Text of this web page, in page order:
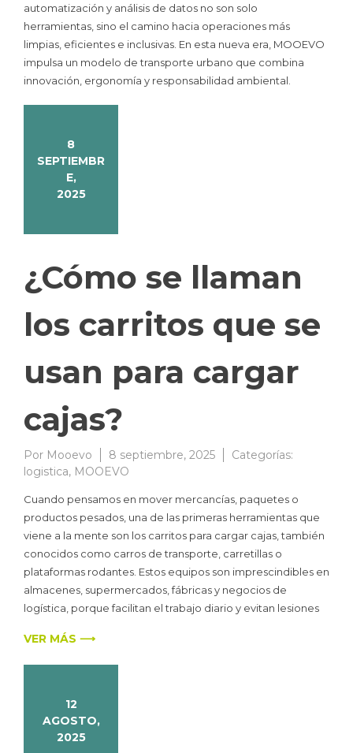
automatización y análisis de datos no son solo
herramientas, sino el camino hacia operaciones más
limpias, eficientes e inclusivas. En esta nueva era, MOOEVO
impulsa un modelo de transporte urbano que combina
innovación, ergonomía y responsabilidad ambiental.
8
SEPTIEMBR
E,
2025
¿Cómo se llaman
los carritos que se
usan para cargar
cajas?
Por Mooevo 8 septiembre, 2025
Categorías:
logistica, MOOEVO
Cuando pensamos en mover mercancías, paquetes o
productos pesados, una de las primeras herramientas que
viene a la mente son los carritos para cargar cajas, también
conocidos como carros de transporte, carretillas o
plataformas rodantes. Estos equipos son imprescindibles en
almacenes, supermercados, fábricas y negocios de
logística, porque facilitan el trabajo diario y evitan lesiones
VER MÁS ⟶
12
AGOSTO,
2025